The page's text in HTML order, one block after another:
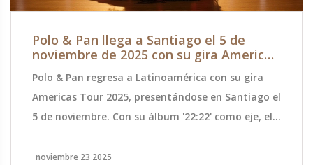
Polo & Pan llega a Santiago el 5 de
noviembre de 2025 con su gira Americas
Polo & Pan regresa a Latinoamérica con su gira
Americas Tour 2025, presentándose en Santiago el
5 de noviembre. Con su álbum '22:22' como eje, el
electrónica en el Parque Ciudad Empresarial.
noviembre 23 2025